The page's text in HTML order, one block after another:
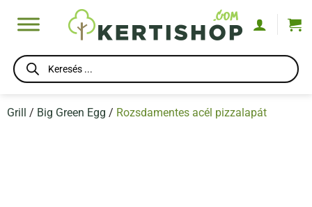
Products
search
Grill / Big Green Egg / Rozsdamentes acél pizzalapát